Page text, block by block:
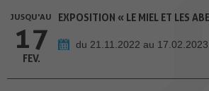
JUSQU'AU
17
FEV.
EXPOSITION « LE MIEL ET LES
du 21.11.2022 au 17.02.2023